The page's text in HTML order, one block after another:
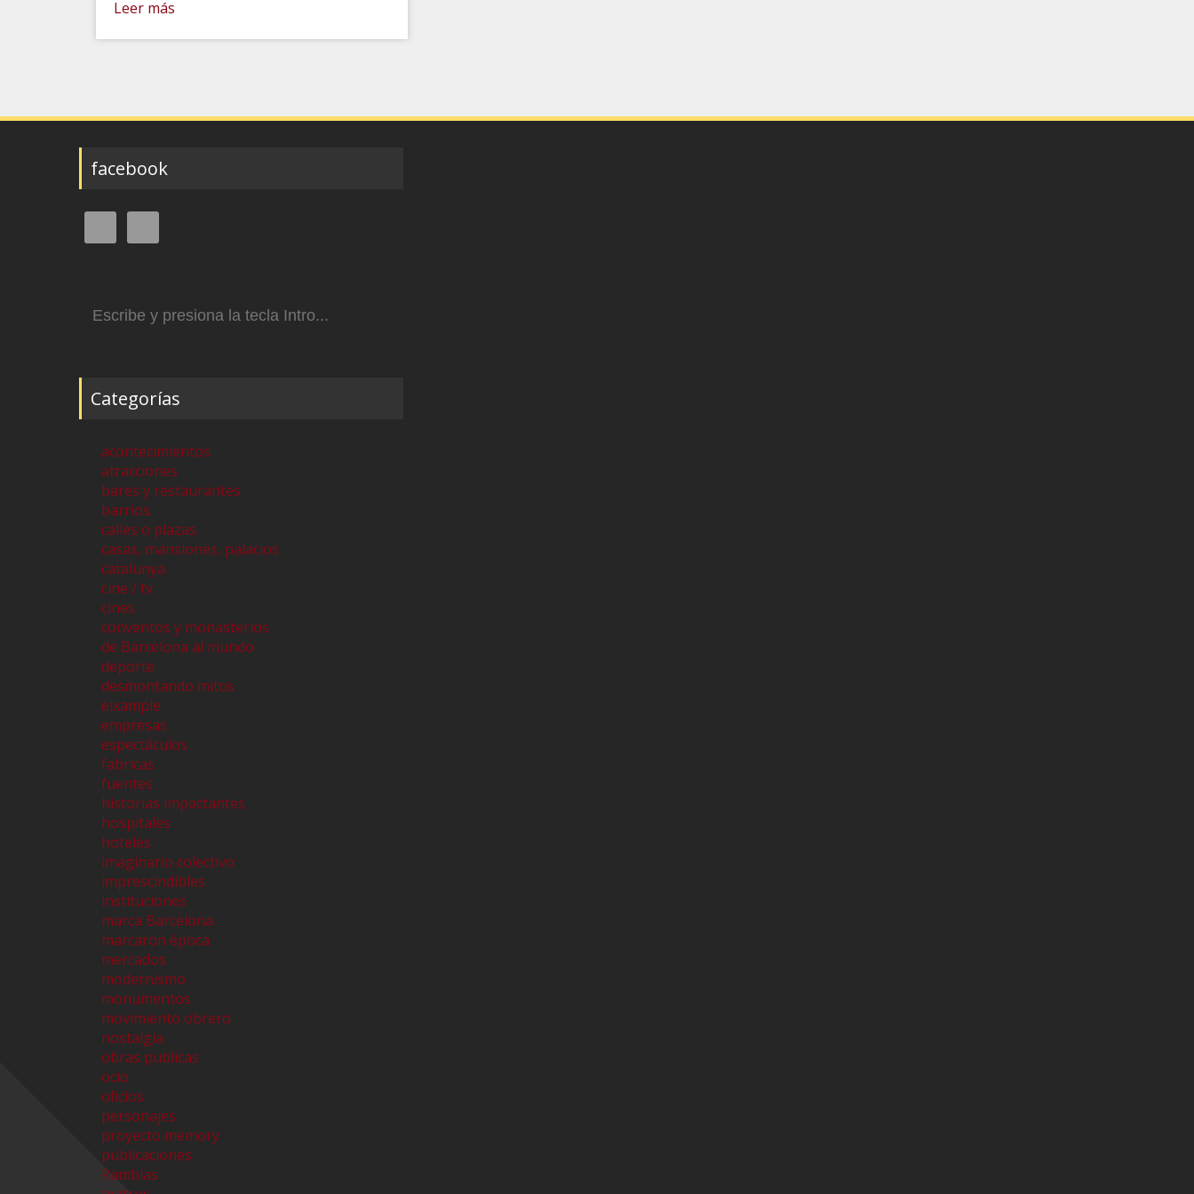
Leer más
facebook
Categorías
acontecimientos
atracciones
bares y restaurantes
barrios
calles o plazas
casas, mansiones, palacios
catalunya
cine / tv
cines
conventos y monasterios
de Barcelona al mundo
deporte
desmontando mitos
eixample
empresas
espectáculos
fabricas
fuentes
historias impactantes
hospitales
hoteles
imaginario colectivo
imprescindibles
instituciones
marca Barcelona
marcaron época
mercados
modernismo
monumentos
movimiento obrero
nostalgia
obras publicas
ocio
oficios
personajes
proyecto memory
publicaciones
Ramblas